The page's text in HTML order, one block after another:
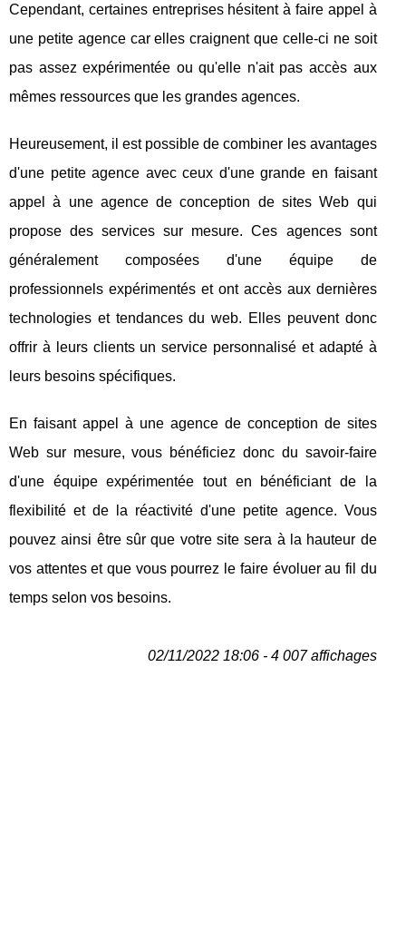
Cependant, certaines entreprises hésitent à faire appel à
une petite agence car elles craignent que celle-ci ne soit
pas assez expérimentée ou qu'elle n'ait pas accès aux
mêmes ressources que les grandes agences.
Heureusement, il est possible de combiner les avantages
d'une petite agence avec ceux d'une grande en faisant
appel à une agence de conception de sites Web qui
propose des services sur mesure. Ces agences sont
généralement composées d'une équipe de
professionnels expérimentés et ont accès aux dernières
technologies et tendances du web. Elles peuvent donc
offrir à leurs clients un service personnalisé et adapté à
leurs besoins spécifiques.
En faisant appel à une agence de conception de sites
Web sur mesure, vous bénéficiez donc du savoir-faire
d'une équipe expérimentée tout en bénéficiant de la
flexibilité et de la réactivité d'une petite agence. Vous
pouvez ainsi être sûr que votre site sera à la hauteur de
vos attentes et que vous pourrez le faire évoluer au fil du
temps selon vos besoins.
02/11/2022 18:06 - 4 007 affichages